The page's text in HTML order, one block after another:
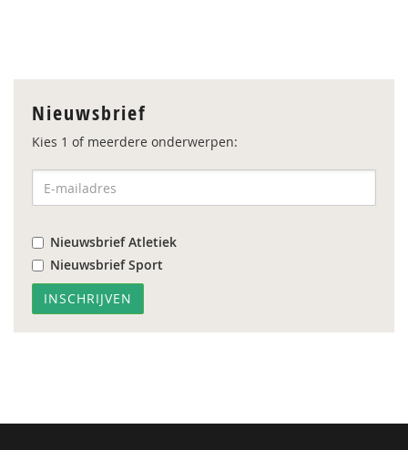
Nieuwsbrief
Kies 1 of meerdere onderwerpen:
Nieuwsbrief Atletiek
Nieuwsbrief Sport